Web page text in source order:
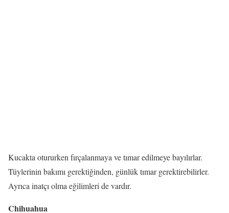
Kucakta otururken fırçalanmaya ve tımar edilmeye bayılırlar.
Tüylerinin bakımı gerektiğinden, günlük tımar gerektirebilirler.
Ayrıca inatçı olma eğilimleri de vardır.
Chihuahua